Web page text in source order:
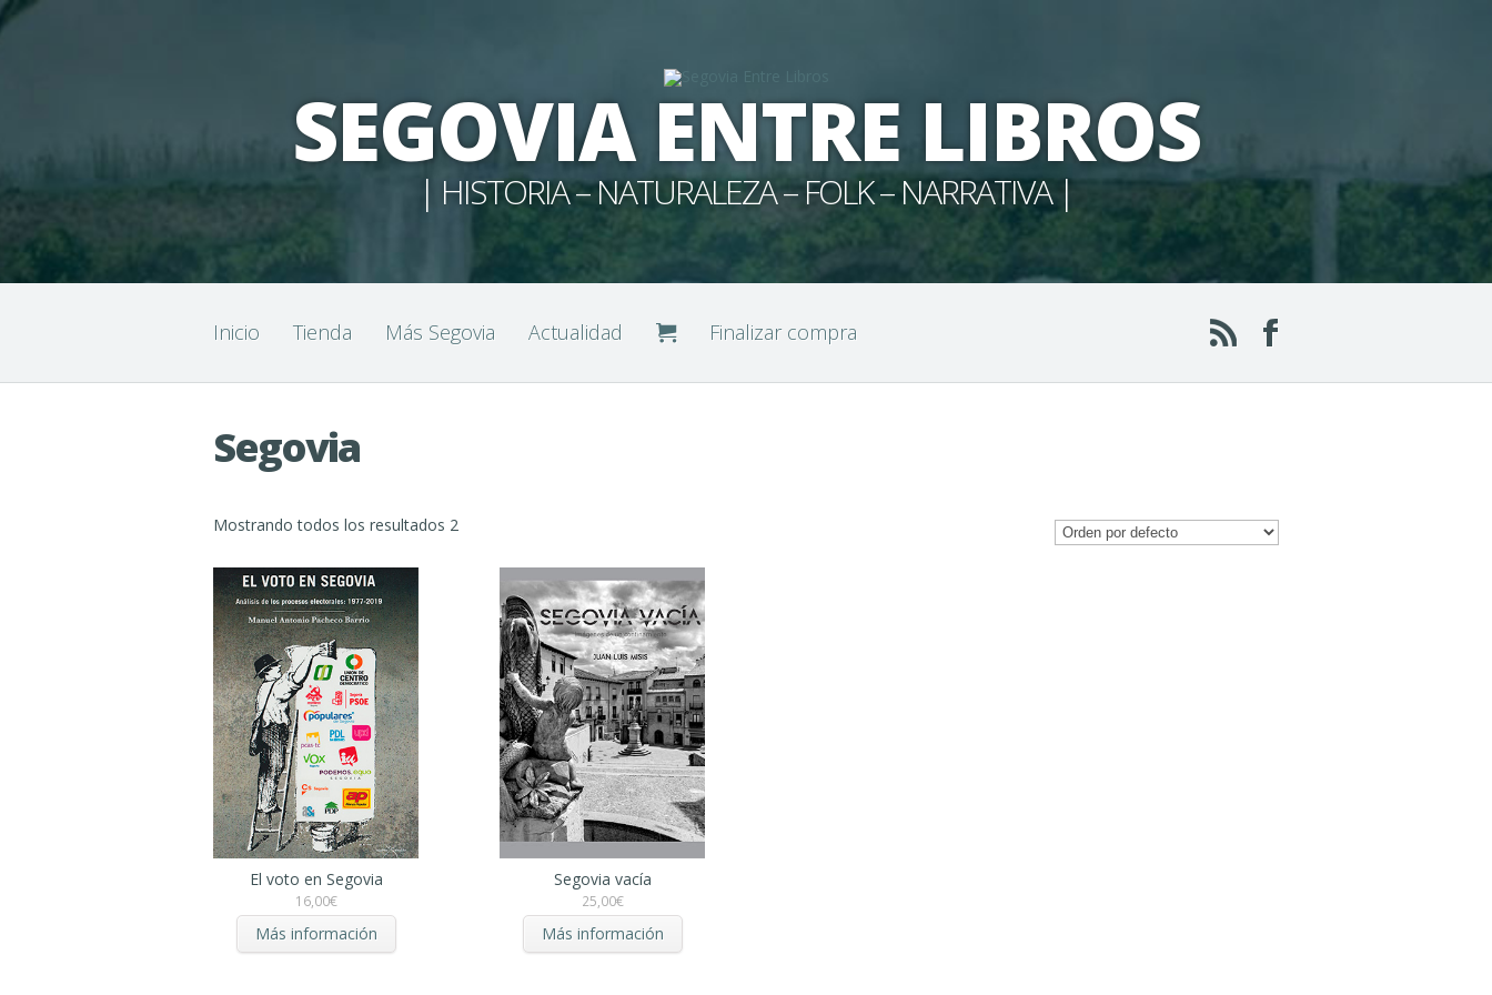
SEGOVIA ENTRE LIBROS
| HISTORIA – NATURALEZA – FOLK – NARRATIVA |
Inicio Tienda Más Segovia Actualidad Finalizar compra
Segovia
Mostrando todos los resultados 2
El voto en Segovia
16,00€
Más información
Segovia vacía
25,00€
Más información